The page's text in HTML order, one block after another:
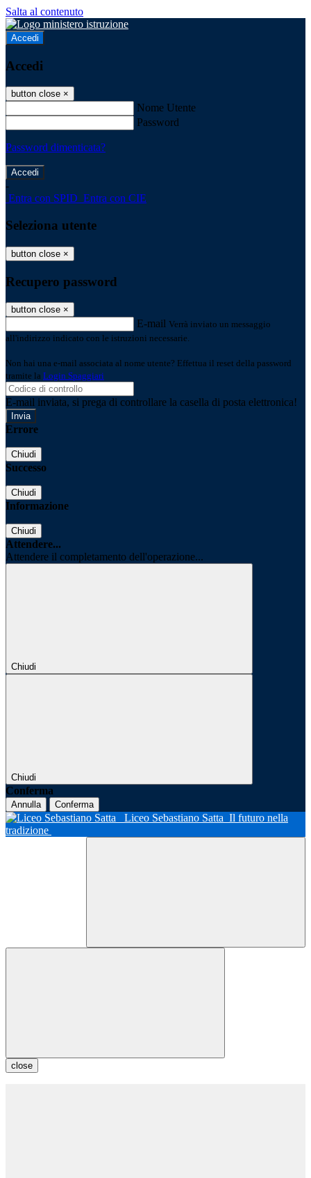
Salta al contenuto
Accedi
Accedi
button close ×
Nome Utente
Password
Password dimenticata?
-
Entra con SPID Entra con CIE
Seleziona utente
button close ×
Recupero password
button close ×
E-mail Verrà inviato un messaggio
all'indirizzo indicato con le istruzioni necessarie.
Non hai una e-mail associata al nome utente? Effettua il reset della password
tramite la Login Spaggiari
E-mail inviata, si prega di controllare la casella di posta elettronica!
Errore
Chiudi
Successo
Chiudi
Informazione
Chiudi
Attendere...
Attendere il completamento dell'operazione...
Chiudi
Chiudi
Conferma
Annulla Conferma
Liceo Sebastiano Satta Il futuro nella
tradizione
close